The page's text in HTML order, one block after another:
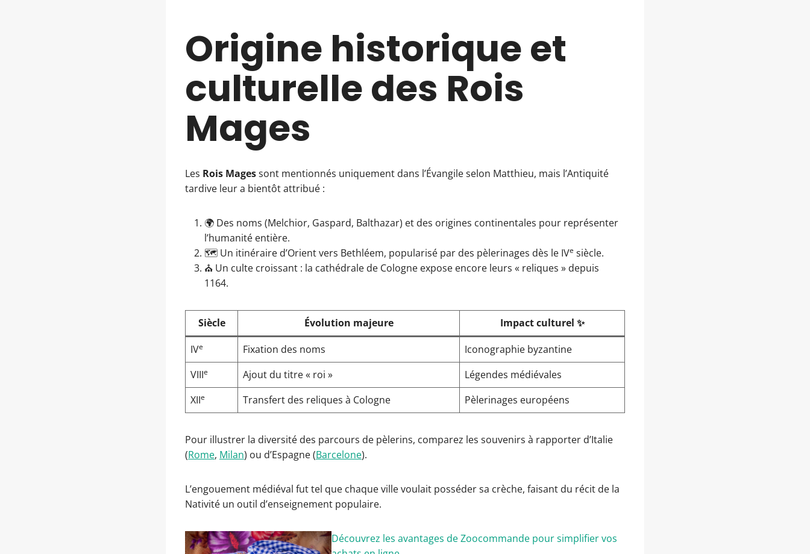
Origine historique et
culturelle des Rois
Mages
Les Rois Magessont mentionnés uniquement dans l’Évangile selon Matthieu, mais l’Antiquité
tardive leur a bientôt attribué :
🌍 Des noms (Melchior, Gaspard, Balthazar) et des origines continentales pour représenter
l’humanité entière.
🗺️ Un itinéraire d’Orient vers Bethléem, popularisé par des pèlerinages dès le IVe siècle.
⛪ Un culte croissant : la cathédrale de Cologne expose encore leurs « reliques » depuis
1164.
Siècle Évolution majeure
Impact culturel ✨
IVe Fixation des noms
Iconographie byzantine
VIIIe Ajout du titre « roi »
Légendes médiévales
XIIe Transfert des reliques à Cologne Pèlerinages européens
Pour illustrer la diversité des parcours de pèlerins, comparez les souvenirs à rapporter d’Italie
(Rome, Milan) ou d’Espagne (Barcelone).
L’engouement médiéval fut tel que chaque ville voulait posséder sa crèche, faisant du récit de la
Nativité un outil d’enseignement populaire.
Découvrez les avantages de Zoocommande pour simplifier vos